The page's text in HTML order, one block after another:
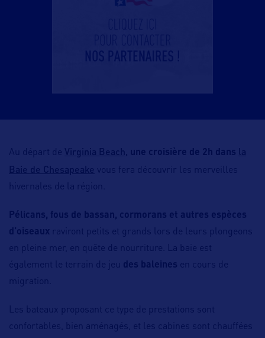
Au départ de Virginia Beach, une croisière de 2h dans la
Baie de Chesapeake vous fera découvrir les merveilles
hivernales de la région.
Pélicans, fous de bassan, cormorans et autres espèces
d’oiseaux raviront petits et grands lors de leurs plongeons
en pleine mer, en quête de nourriture. La baie est
également le terrain de jeu des baleines en cours de
migration.
Les bateaux proposant ce type de prestations sont
confortables, bien aménagés, et les cabines sont chauffées